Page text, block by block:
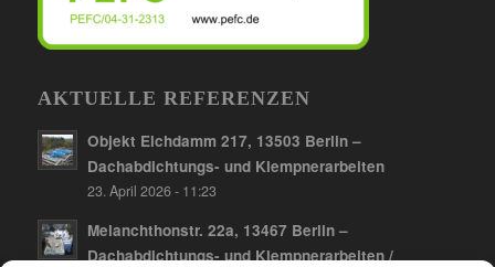
AKTUELLE REFERENZEN
Objekt Elchdamm 217, 13503 Berlin –
Dachabdichtungs- und Klempnerarbeiten
23. April 2026 - 11:23
Melanchthonstr. 22a, 13467 Berlin –
Dachabdichtungs- und Klempnerarbeiten /